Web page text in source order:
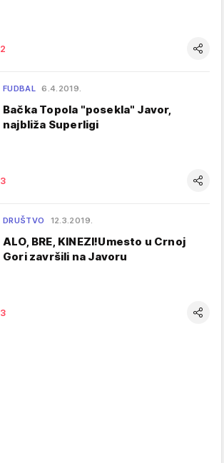
2
FUDBAL 6.4.2019.
Bačka Topola "posekla" Javor,
najbliža Superligi
3
DRUŠTVO 12.3.2019.
ALO, BRE, KINEZI!Umesto u Crnoj
Gori završili na Javoru
3